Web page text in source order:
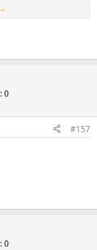
и евро ,
точно не
15
и евро ,
0
#157
0